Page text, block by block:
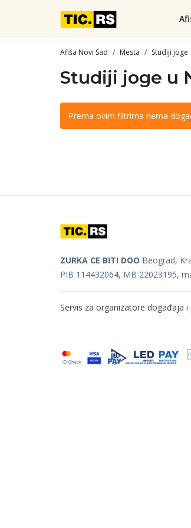
Afiša Novi Sad Mesta Studiji joge
Studiji joge u
Prema ovim filtrima nema
ZURKA CE BITI DOO Beograd,
PIB 114432064, MB 22023195,
Servis za organizatore događaja